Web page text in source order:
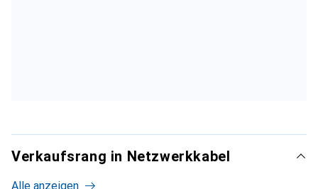
Verkaufsrang in Netzwerkkabel
Alle anzeigen